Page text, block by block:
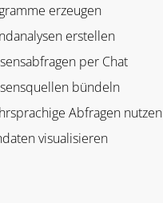
erzeugen
erstellen
per Chat
bündeln
Abfragen nutzen
visualisieren